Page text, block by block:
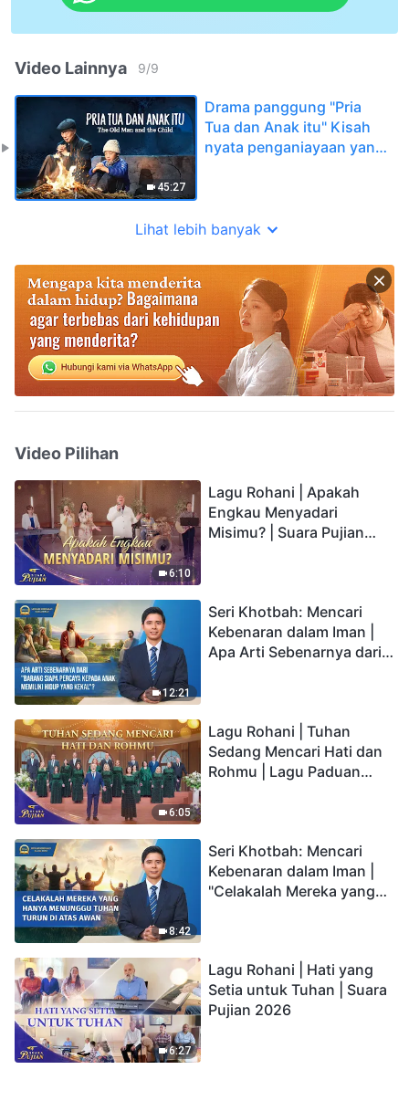
Video Lainnya 9/9
45:27
Drama panggung "Pria
Tua dan Anak itu" Kisah
nyata penganiayaan yang
Lihat lebih banyak
Video Pilihan
6:10
Lagu Rohani | Apakah
Engkau Menyadari
Misimu? | Suara Pujian
12:21
Seri Khotbah: Mencari
Kebenaran dalam Iman |
Apa Arti Sebenarnya dari
6:05
Lagu Rohani | Tuhan
Sedang Mencari Hati dan
Rohmu | Lagu Paduan
8:42
Seri Khotbah: Mencari
Kebenaran dalam Iman |
"Celakalah Mereka yang
6:27
Lagu Rohani | Hati yang
Setia untuk Tuhan | Suara
Pujian 2026